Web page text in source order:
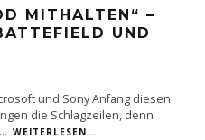
MITHALTEN“ –
UND
und Sony Anfang diesen
die Schlagzeilen, denn
... WEITERLESEN...